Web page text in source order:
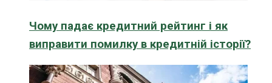
Чому падає кредитний рейтинг і як
виправити помилку в кредитній історії?